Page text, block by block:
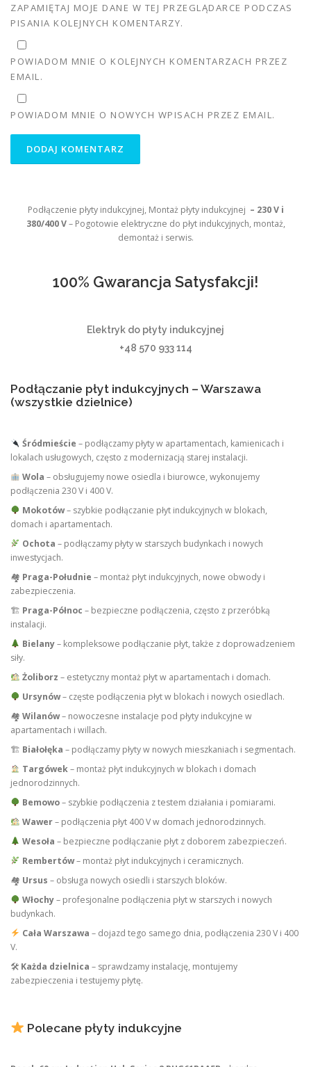
ZAPAMIĘTAJ MOJE DANE W TEJ PRZEGLĄDARCE PODCZAS
PISANIA KOLEJNYCH KOMENTARZY.
POWIADOM MNIE O KOLEJNYCH KOMENTARZACH PRZEZ
EMAIL.
POWIADOM MNIE O NOWYCH WPISACH PRZEZ EMAIL.
Podłączenie płyty indukcyjnej, Montaż płyty indukcyjnej – 230 V i
380/400 V– Pogotowie elektryczne do płyt indukcyjnych, montaż,
demontaż i serwis.
100% Gwarancja Satysfakcji!
Elektryk do płyty indukcyjnej
+48 570 933 114
Podłączanie płyt indukcyjnych – Warszawa
(wszystkie dzielnice)
Śródmieście – podłączamy płyty w apartamentach, kamienicach i
lokalach usługowych, często z modernizacją starej instalacji.
Wola – obsługujemy nowe osiedla i biurowce, wykonujemy
podłączenia 230 V i 400 V.
Mokotów– szybkie podłączanie płyt indukcyjnych w blokach,
domach i apartamentach.
Ochota – podłączamy płyty w starszych budynkach i nowych
inwestycjach.
🏘 Praga-Południe – montaż płyt indukcyjnych, nowe obwody i
zabezpieczenia.
🏗 Praga-Północ – bezpieczne podłączenia, często z przeróbką
instalacji.
Bielany– kompleksowe podłączanie płyt, także z doprowadzeniem
siły.
Żoliborz – estetyczny montaż płyt w apartamentach i domach.
Ursynów– częste podłączenia płyt w blokach i nowych osiedlach.
🏘 Wilanów– nowoczesne instalacje pod płyty indukcyjne w
apartamentach i willach.
🏗 Białołęka – podłączamy płyty w nowych mieszkaniach i segmentach.
Targówek– montaż płyt indukcyjnych w blokach i domach
jednorodzinnych.
Bemowo– szybkie podłączenia z testem działania i pomiarami.
Wawer– podłączenia płyt 400 V w domach jednorodzinnych.
Wesoła – bezpieczne podłączanie płyt z doborem zabezpieczeń.
Rembertów– montaż płyt indukcyjnych i ceramicznych.
🏘 Ursus – obsługa nowych osiedli i starszych bloków.
Włochy– profesjonalne podłączenia płyt w starszych i nowych
budynkach.
Cała Warszawa – dojazd tego samego dnia, podłączenia 230 V i 400
V.
🛠 Każda dzielnica – sprawdzamy instalację, montujemy
zabezpieczenia i testujemy płytę.
Polecane płyty indukcyjne